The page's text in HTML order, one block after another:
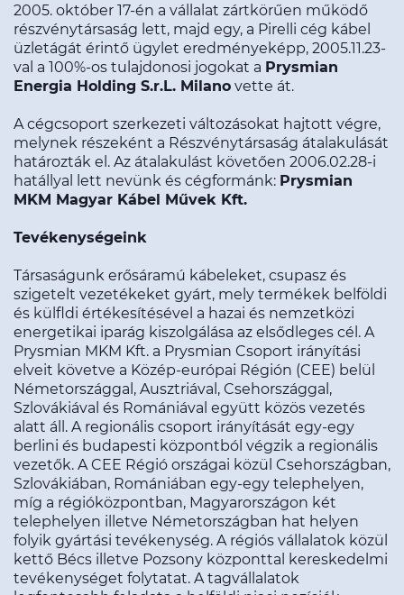
2005. október 17-én a vállalat zártkörűen működő
részvénytársaság lett, majd egy, a Pirelli cég kábel
üzletágát érintő ügylet eredményeképp, 2005.11.23-
val a 100%-os tulajdonosi jogokat a Prysmian
Energia Holding S.r.L. Milano vette át.
A cégcsoport szerkezeti változásokat hajtott végre,
melynek részeként a Részvénytársaság átalakulását
határozták el. Az átalakulást követően 2006.02.28-i
hatállyal lett nevünk és cégformánk: Prysmian
MKM Magyar Kábel Művek Kft.
Tevékenységeink
Társaságunk erősáramú kábeleket, csupasz és
szigetelt vezetékeket gyárt, mely termékek belföldi
és külfldi értékesítésével a hazai és nemzetközi
energetikai iparág kiszolgálása az elsődleges cél. A
Prysmian MKM Kft. a Prysmian Csoport irányítási
elveit követve a Közép-európai Régión (CEE) belül
Németországgal, Ausztriával, Csehországgal,
Szlovákiával és Romániával együtt közös vezetés
alatt áll. A regionális csoport irányítását egy-egy
berlini és budapesti központból végzik a regionális
vezetők. A CEE Régió országai közül Csehországban,
Szlovákiában, Romániában egy-egy telephelyen,
míg a régióközpontban, Magyarországon két
telephelyen illetve Németországban hat helyen
folyik gyártási tevékenység. A régiós vállalatok közül
kettő Bécs illetve Pozsony központtal kereskedelmi
tevékenységet folytatat. A tagvállalatok